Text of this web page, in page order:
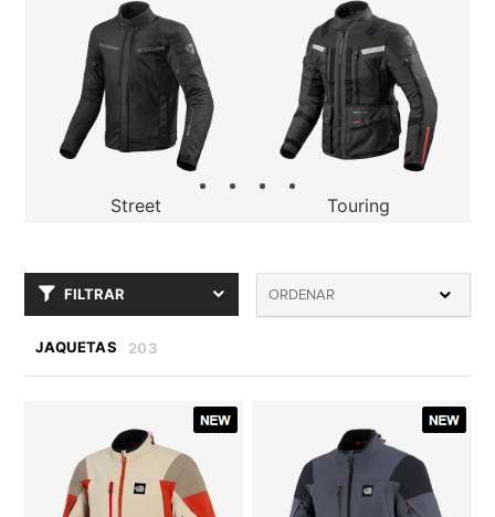
Street Touring
FILTRAR ORDENAR
JAQUETAS 203